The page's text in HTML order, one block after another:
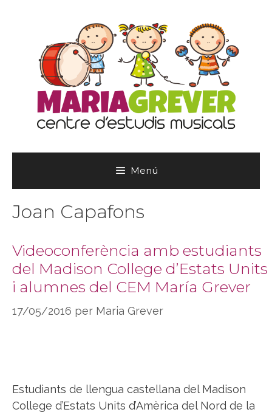
Menú
Joan Capafons
Videoconferència amb estudiants
del Madison College d’Estats Units
i alumnes del CEM María Grever
17/05/2016 per Maria Grever
Estudiants de llengua castellana del Madison
College d’Estats Units d’Amèrica del Nord de la